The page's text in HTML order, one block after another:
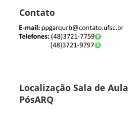
Contato
Localização Sala de Aula
PósARQ